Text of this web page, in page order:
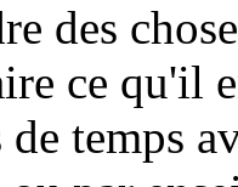
des
ce qu'il
temps